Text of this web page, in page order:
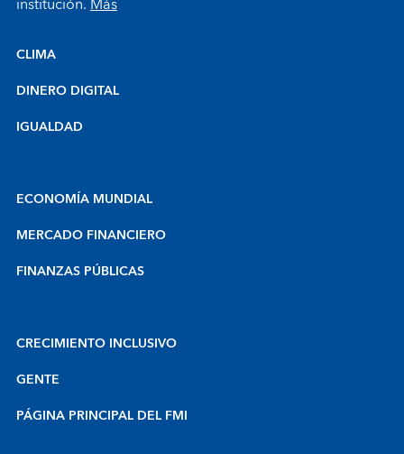
CLIMA
DINERO DIGITAL
IGUALDAD
ECONOMÍA MUNDIAL
MERCADO FINANCIERO
FINANZAS PÚBLICAS
CRECIMIENTO INCLUSIVO
GENTE
PÁGINA PRINCIPAL DEL FMI